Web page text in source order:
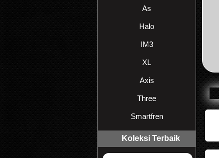
As
Halo
IM3
XL
Axis
Three
Smartfren
Koleksi Terbaik